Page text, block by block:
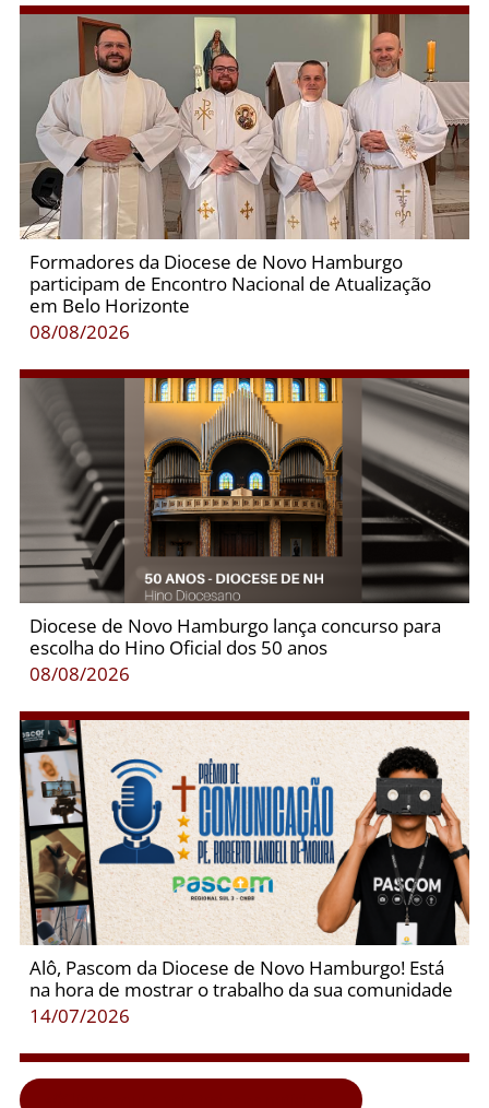
Formadores da Diocese de Novo Hamburgo
participam de Encontro Nacional de Atualização
em Belo Horizonte
08/08/2026
Diocese de Novo Hamburgo lança concurso para
escolha do Hino Oficial dos 50 anos
08/08/2026
Alô, Pascom da Diocese de Novo Hamburgo! Está
na hora de mostrar o trabalho da sua comunidade
14/07/2026